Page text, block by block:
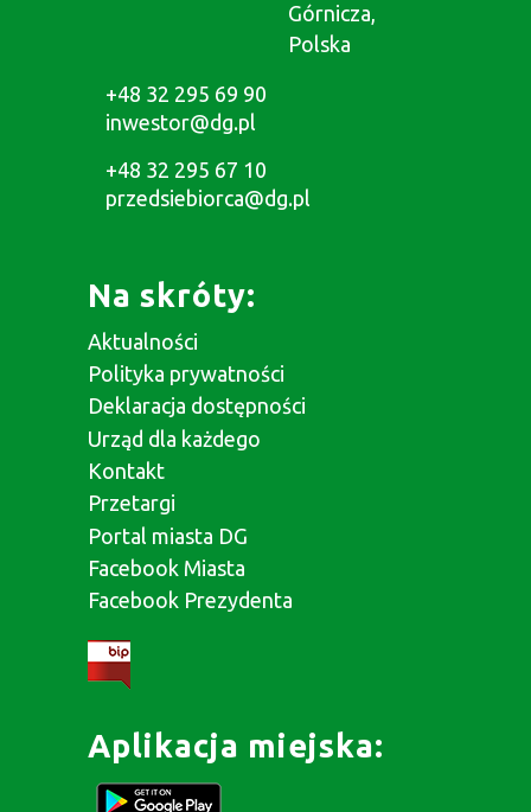
Górnicza,
Polska
+48 32 295 69 90
inwestor@dg.pl
+48 32 295 67 10
przedsiebiorca@dg.pl
Na skróty:
Aktualności
Polityka prywatności
Deklaracja dostępności
Urząd dla każdego
Kontakt
Przetargi
Portal miasta DG
Facebook Miasta
Facebook Prezydenta
Aplikacja miejska: